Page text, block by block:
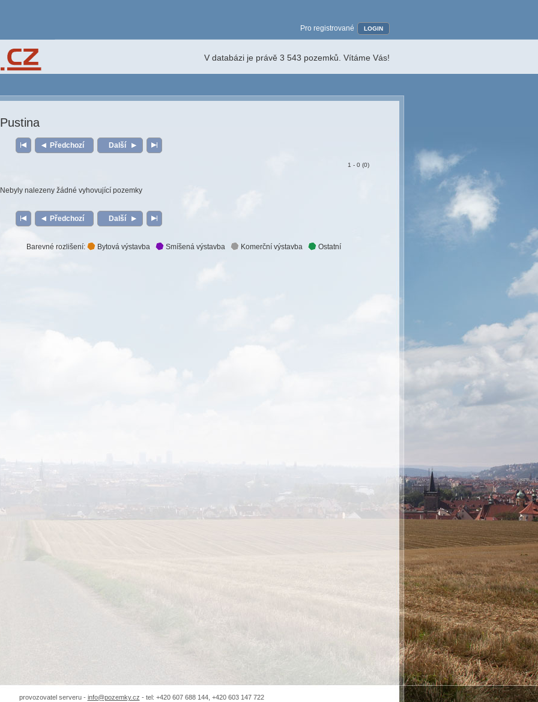
Pro registrované LOGIN
V databázi je právě 3 543 pozemků. Vítáme Vás!
Pustina
Předchozí Další
1 - 0 (0)
Nebyly nalezeny žádné vyhovující pozemky
Předchozí Další
Barevné rozlišení: Bytová výstavba Smíšená výstavba Komerční výstavba Ostatní
provozovatel serveru - info@pozemky.cz - tel: +420 607 688 144, +420 603 147 722